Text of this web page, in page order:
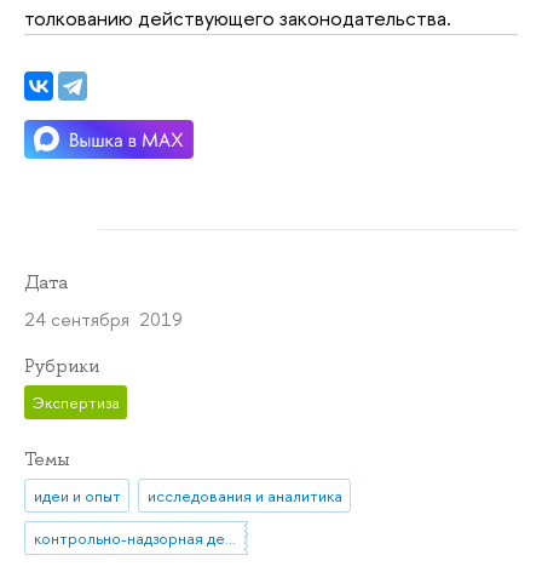
толкованию действующего законодательства.
Дата
24 сентября 2019
Рубрики
Экспертиза
Темы
идеи и опыт
исследования и аналитика
контрольно-надзорная деятельность